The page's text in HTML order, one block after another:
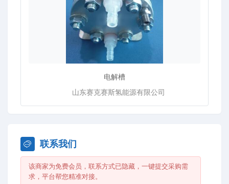
电解槽
山东赛克赛斯氢能源有限公司
联系我们
该商家为免费会员，联系方式已隐藏，一键提交采购需
求，平台帮您精准对接。